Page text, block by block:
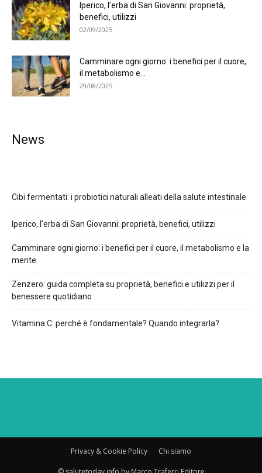
Iperico, l’erba di San Giovanni: proprietà,
benefici, utilizzi
02/09/2025
Camminare ogni giorno: i benefici per il cuore,
il metabolismo e...
29/08/2025
News
Cibi fermentati: i probiotici naturali alleati della salute intestinale
Iperico, l’erba di San Giovanni: proprietà, benefici, utilizzi
Camminare ogni giorno: i benefici per il cuore, il metabolismo e la
mente.
Zenzero: guida completa su proprietà, benefici e utilizzi per il
benessere quotidiano
Vitamina C: perché è fondamentale? Quando integrarla?
Privacy & Cookie Policy Chi siamo